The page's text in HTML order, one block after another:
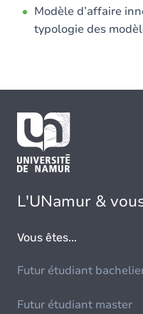
Modèle d’affaire
typologie des
L'UNamur &
Vous êtes...
Futur étudiant
Futur étudiant master